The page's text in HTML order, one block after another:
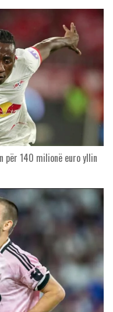
për 140 milionë euro yllin